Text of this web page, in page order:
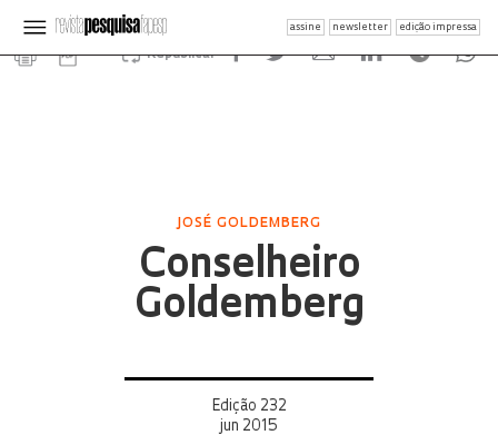
assine newsletter edição impressa
Republicar
JOSÉ GOLDEMBERG
Conselheiro
Goldemberg
Edição 232
jun 2015